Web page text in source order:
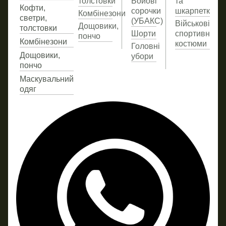
Кофти,
светри,
толстовки
Комбінезони
Дощовики,
пончо
Маскувальний
одяг
Комбінезони
Дощовики,
пончо
сорочки
(УБАКС)
Шорти
Головні
убори
шкарпетки
Військові
спортивні
костюми